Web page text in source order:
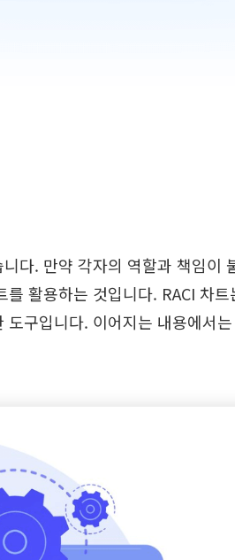
다. 만약 각자의 역할과 책임이
활용하는 것입니다. RACI 차트
구입니다. 이어지는 내용에서